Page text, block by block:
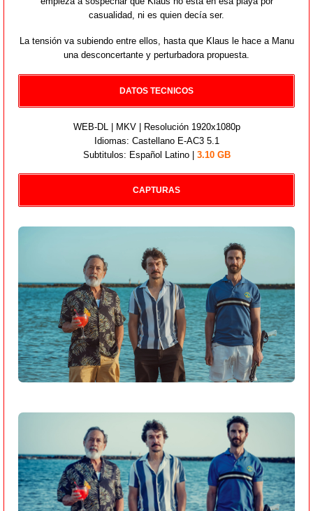
casualidad, ni es quien decía ser.
La tensión va subiendo entre ellos, hasta que Klaus le hace a Manu
una desconcertante y perturbadora propuesta.
DATOS TECNICOS
WEB-DL | MKV | Resolución 1920x1080p
Idiomas: Castellano E-AC3 5.1
Subtitulos: Español Latino | 3.10 GB
CAPTURAS